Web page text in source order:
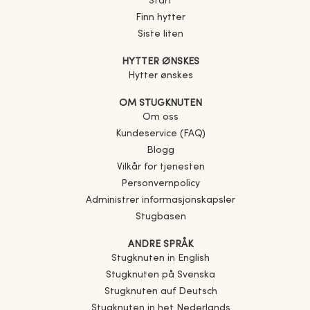
Finn hytter
Siste liten
HYTTER ØNSKES
Hytter ønskes
OM STUGKNUTEN
Om oss
Kundeservice (FAQ)
Blogg
Vilkår for tjenesten
Personvernpolicy
Administrer informasjonskapsler
Stugbasen
ANDRE SPRÅK
Stugknuten in English
Stugknuten på Svenska
Stugknuten auf Deutsch
Stugknuten in het Nederlands